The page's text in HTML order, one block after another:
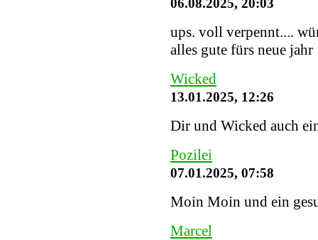
06.08.2025, 20:03
ups. voll verpennt....
alles gute fürs neue jahr
Wicked
13.01.2025, 12:26
Dir und Wicked auch
Pozilei
07.01.2025, 07:58
Moin Moin und ein
Marcel